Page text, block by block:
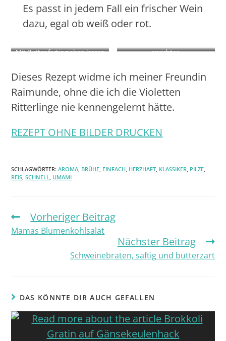
Es passt in jedem Fall ein frischer Wein
dazu, egal ob weiß oder rot.
Mit Butter fertig ziehen lassen anrichten
Dieses Rezept widme ich meiner Freundin
Raimunde, ohne die ich die Violetten
Ritterlinge nie kennengelernt hätte.
REZEPT OHNE BILDER DRUCKEN
SCHLAGWÖRTER:AROMA, BRÜHE, EINFACH, HERZHAFT, KLASSIKER, PILZE,
REIS, SCHNELL, UMAMI
Vorheriger Beitrag
Mamas Blumenkohlsalat
Nächster Beitrag
Schweinebraten, saftig und butterzart
DAS KÖNNTE DIR AUCH GEFALLEN